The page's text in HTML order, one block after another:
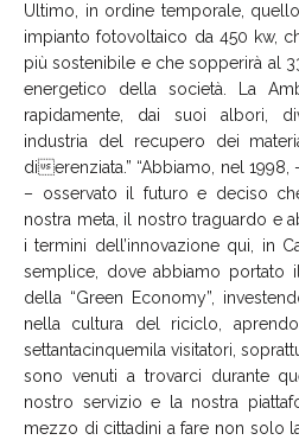
Ultimo, in ordine temporale,
impianto fotovoltaico da 450 kw,
più sostenibile e che sopperirà al
energetico della società. La
rapidamente, dai suoi albori,
industria del recupero dei
dierenziata.” “Abbiamo, nel
– osservato il futuro e deciso
nostra meta, il nostro traguardo e
i termini dell’innovazione qui, in
semplice, dove abbiamo
della “Green Economy”,
nella cultura del riciclo,
settantacinquemila visitatori,
sono venuti a trovarci durante
nostro servizio e la nostra
mezzo di cittadini a fare non solo